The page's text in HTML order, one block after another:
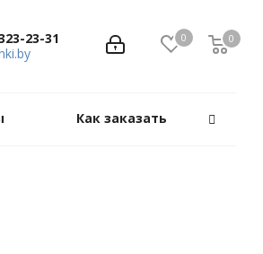
0 0
0
23-31
Как заказать